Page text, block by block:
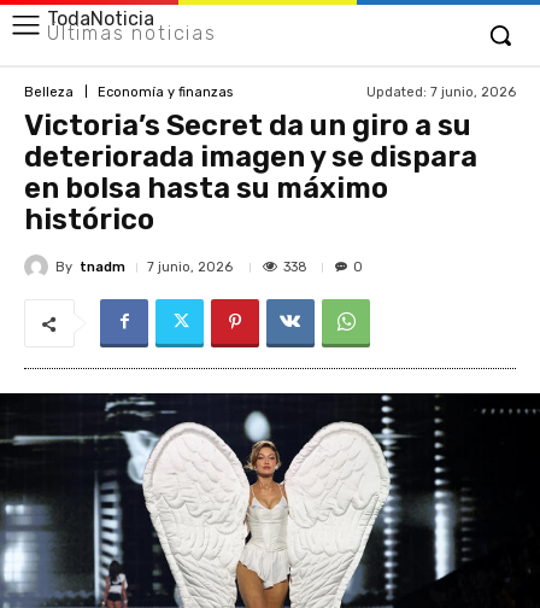
TodaNoticia
Últimas noticias
Belleza Economía y finanzas Updated: 7 junio, 2026
Victoria’s Secret da un giro a su
deteriorada imagen y se dispara
en bolsa hasta su máximo
histórico
By tnadm 7 junio, 2026 338 0